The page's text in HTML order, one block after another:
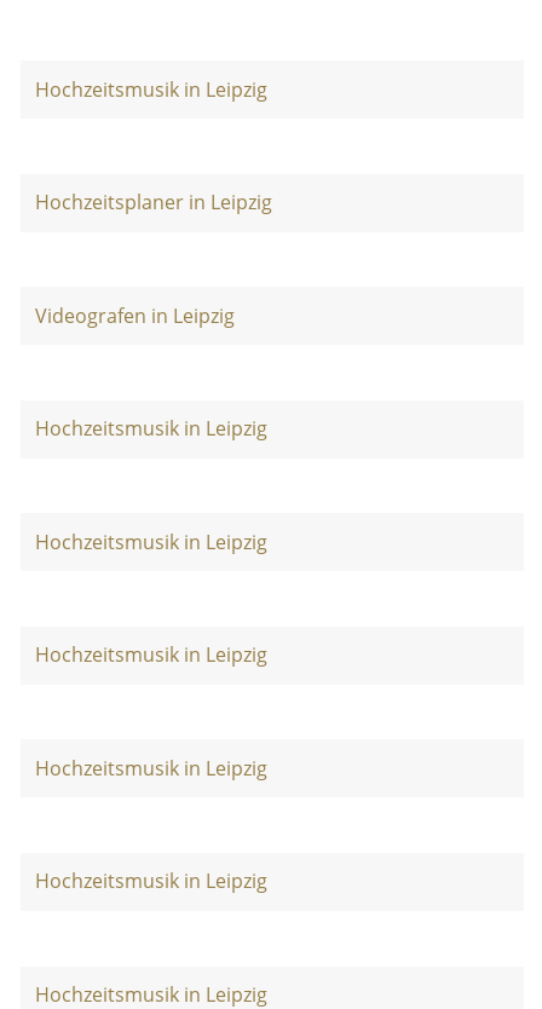
Hochzeitsmusik in Leipzig
Hochzeitsplaner in Leipzig
Videografen in Leipzig
Hochzeitsmusik in Leipzig
Hochzeitsmusik in Leipzig
Hochzeitsmusik in Leipzig
Hochzeitsmusik in Leipzig
Hochzeitsmusik in Leipzig
Hochzeitsmusik in Leipzig